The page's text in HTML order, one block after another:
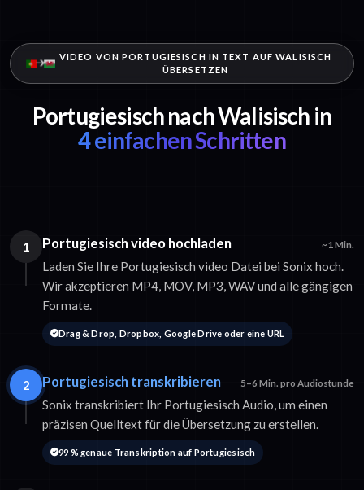
VIDEO VON PORTUGIESISCH IN TEXT AUF WALISISCH
ÜBERSETZEN
Portugiesisch nach Walisisch in
4 einfachen Schritten
1 Portugiesisch video hochladen ~1 Min.
Laden Sie Ihre Portugiesisch video Datei bei Sonix hoch.
Wir akzeptieren MP4, MOV, MP3, WAV und alle gängigen
Formate.
Drag & Drop, Dropbox, Google Drive oder eine URL
2 Portugiesisch transkribieren 5–6 Min. pro Audiostunde
Sonix transkribiert Ihr Portugiesisch Audio, um einen
präzisen Quelltext für die Übersetzung zu erstellen.
99 % genaue Transkription auf Portugiesisch